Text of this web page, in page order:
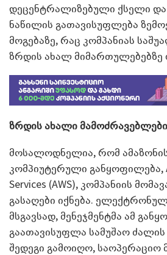
დეცენტრალიზებული ქსელი და
ნაწილის გათავისუფლება
მოგებაზე, რაც კომპანიას
ზრდის ახალ მიმართულებებზე
ზრდის ახალი მამოძრავებლები
მოსალოდნელია, რომ
კომპიუტერული განყოფილება,
Services (AWS), კომპანიის
გასაღები იქნება.
მსგავსად, მენეჯმენტმა ამ
გაათავისუფლა სამუშაო ძალის
შედეგი გამოიღო, საოპერაციო